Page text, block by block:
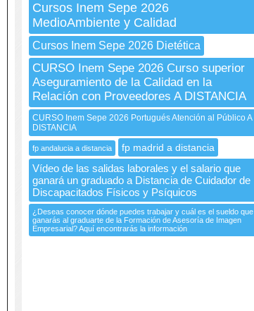
Cursos Inem Sepe 2026
MedioAmbiente y Calidad
Cursos Inem Sepe 2026 Dietética
CURSO Inem Sepe 2026 Curso superior
Aseguramiento de la Calidad en la
Relación con Proveedores A DISTANCIA
CURSO Inem Sepe 2026 Portugués Atención al Público A
DISTANCIA
fp andalucia a distancia fp madrid a distancia
Vídeo de las salidas laborales y el salario que
ganará un graduado a Distancia de Cuidador de
Discapacitados Físicos y Psíquicos
¿Deseas conocer dónde puedes trabajar y cuál es el sueldo que
ganarás al graduarte de la Formación de Asesoría de Imagen
Empresarial? Aquí encontrarás la información